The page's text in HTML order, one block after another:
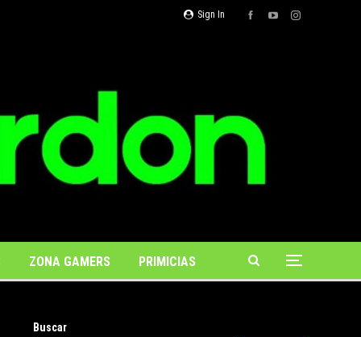
Sign In
ZONA GAMERS PRIMICIAS
Buscar